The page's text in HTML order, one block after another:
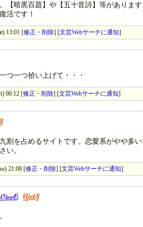
【暗黒百題】や【五十音詩】等がありま
活です！
13:01 [ 修正・削除 文芸Webサーチに通知
つ一つ拾い上げて・・・
00:12 [ 修正・削除 文芸Webサーチに通知
割を占めるサイトです。恋愛系がやや多
い。
21:08 [ 修正・削除 文芸Webサーチに通知